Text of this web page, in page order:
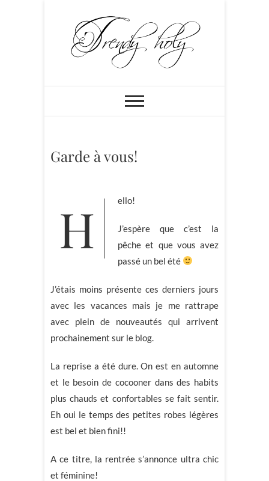
Trendyholy
PEPS!!!
Garde à vous!
Hello!
J’espère que c’est la
pêche et que vous avez
passé un bel été
J’étais moins présente ces derniers jours
avec les vacances mais je me rattrape
avec plein de nouveautés qui arrivent
prochainement sur le blog.
La reprise a été dure. On est en automne
et le besoin de cocooner dans des habits
plus chauds et confortables se fait sentir.
Eh oui le temps des petites robes légères
est bel et bien fini!!
A ce titre, la rentrée s’annonce ultra chic
et féminine!